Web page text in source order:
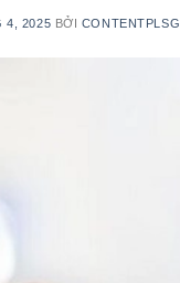
4, 2025 BỞI CONTENTPLSG